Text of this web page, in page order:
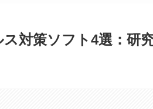
対策ソフト4選：研